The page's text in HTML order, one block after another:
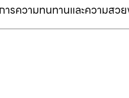
ารความทนทานและความสว